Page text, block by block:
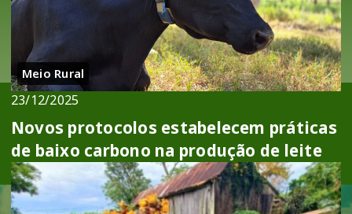
Meio Rural
23/12/2025
Novos protocolos estabelecem práticas
de baixo carbono na produção de leite